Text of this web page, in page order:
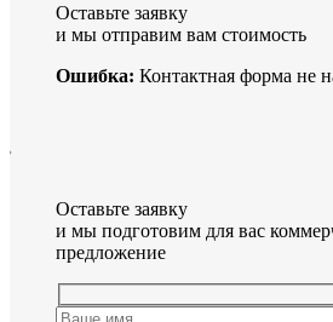
Оставьте заявку
и мы отправим вам стоимость
Ошибка: Контактная форма не
Оставьте заявку
и мы подготовим для вас
предложение